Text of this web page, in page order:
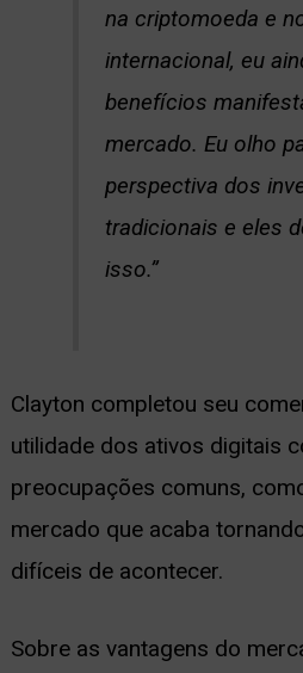
na criptomoeda e
internacional, eu
benefícios
mercado. Eu olho
perspectiva dos
tradicionais e eles
isso.”
Clayton completou seu
utilidade dos ativos digitais
preocupações comuns,
mercado que acaba
difíceis de acontecer.
Sobre as vantagens do